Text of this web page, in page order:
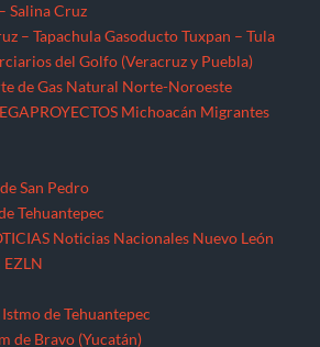
Salina Cruz
– Tapachula Gasoducto Tuxpan – Tula
del Golfo (Veracruz y Puebla)
de Gas Natural Norte-Noroeste
Michoacán Migrantes
San Pedro
Tehuantepec
Noticias Nacionales Nuevo León
EZLN
de Tehuantepec
de Bravo (Yucatán)